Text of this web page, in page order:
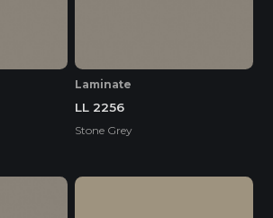
Laminate
LL 2256
Stone Grey